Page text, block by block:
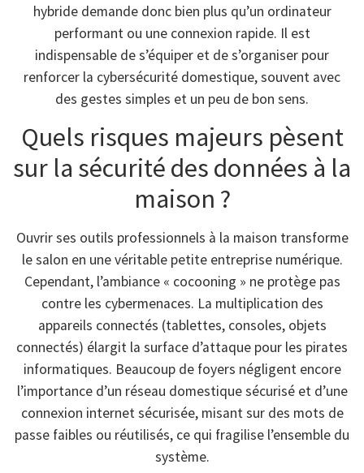
hybride demande donc bien plus qu’un ordinateur
performant ou une connexion rapide. Il est
indispensable de s’équiper et de s’organiser pour
renforcer la cybersécurité domestique, souvent avec
des gestes simples et un peu de bon sens.
Quels risques majeurs pèsent
sur la sécurité des données à la
maison ?
Ouvrir ses outils professionnels à la maison transforme
le salon en une véritable petite entreprise numérique.
Cependant, l’ambiance « cocooning » ne protège pas
contre les cybermenaces. La multiplication des
appareils connectés (tablettes, consoles, objets
connectés) élargit la surface d’attaque pour les pirates
informatiques. Beaucoup de foyers négligent encore
l’importance d’un réseau domestique sécurisé et d’une
connexion internet sécurisée, misant sur des mots de
passe faibles ou réutilisés, ce qui fragilise l’ensemble du
système.